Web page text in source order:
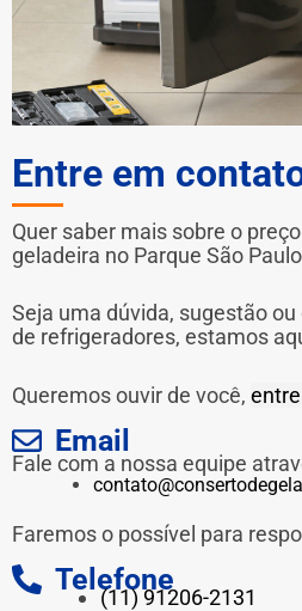
Entre em
Quer saber mais sobre o
geladeira no Parque São
Seja uma dúvida, sugestão
de refrigeradores, estamos
Queremos ouvir de você,
Email
Fale com a nossa equipe
Faremos o possível para
Telefone
(11) 91206-2131